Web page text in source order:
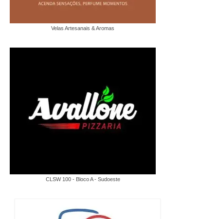
Velas Artesanais & Aromas
CLSW 100 - Bloco A - Sudoeste